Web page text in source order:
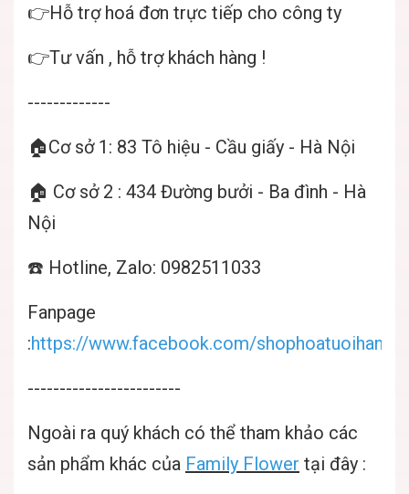
👉Hỗ trợ hoá đơn trực tiếp cho công ty
👉Tư vấn , hỗ trợ khách hàng !
-------------
🏠Cơ sở 1: 83 Tô hiệu - Cầu giấy - Hà Nội
🏠 Cơ sở 2 : 434 Đường bưởi - Ba đình - Hà
Nội
☎️ Hotline, Zalo: 0982511033
Fanpage
:https://www.facebook.com/
------------------------
Ngoài ra quý khách có thể tham khảo các
sản phẩm khác của Family Flower tại đây :